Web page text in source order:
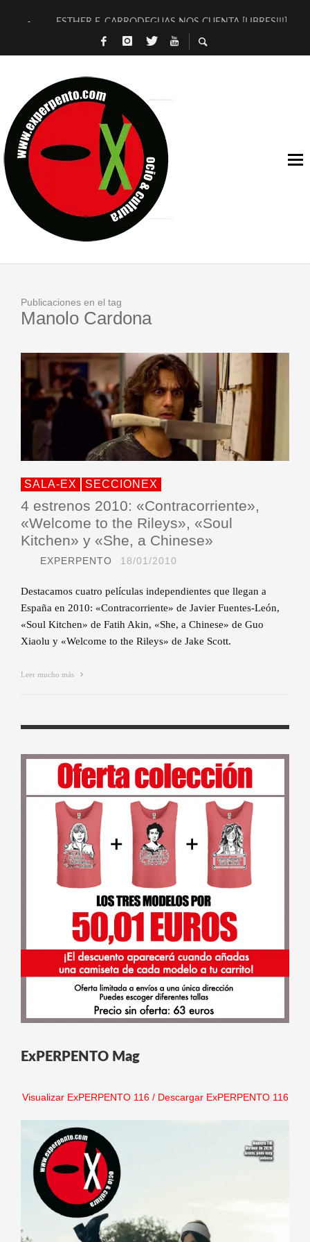
ESTHER F. CARRODEGUAS NOS CUENTA [LIBRES!!!]
[TERRA DE GUAPES] DE SANDRA MONFORT
TIMBRE 4, LA ESCUELA DEL DIRECTOR TEATRAL CLAUDIO
30 AÑOS (NO ES NADA) DE LA KATARSIS DEL TOMATAZO
MILITARES JUDÍAS EN #EXVITA
D’BALDOMEROS REINVENTAN [BITÁCORA 3.0] EN EXVITA
MARSHALL FLASH PRESENTA EN EXVITA [RELATIVA
JOFRE BARDAGÍ EN EXVITA INTERPRETANDO A SERRAT
Publicaciones en el tag
Manolo Cardona
SALA-EX SECCIONEX
4 estrenos 2010: «Contracorriente»,
«Welcome to the Rileys», «Soul
Kitchen» y «She, a Chinese»
EXPERPENTO 18/01/2010
Destacamos cuatro películas independientes que llegan a
España en 2010: «Contracorriente» de Javier Fuentes-León,
«Soul Kitchen» de Fatih Akin, «She, a Chinese» de Guo
Xiaolu y «Welcome to the Rileys» de Jake Scott.
Leer mucho más
ExPERPENTO Mag
Visualizar ExPERPENTO 116/ Descargar ExPERPENTO 116